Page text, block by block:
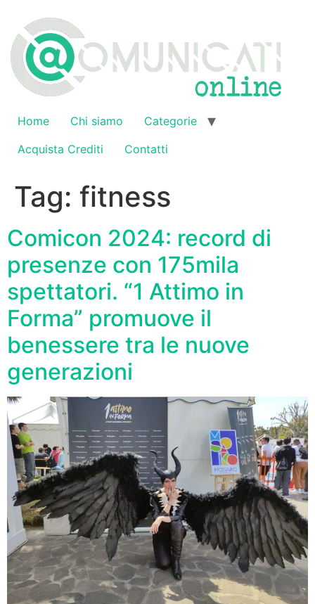
contenuto
Home Chi siamo
Categorie
Acquista Crediti
Contatti
Tag: fitness
Comicon 2024: record di
presenze con 175mila
spettatori. “1 Attimo in
Forma” promuove il
benessere tra le nuove
generazioni